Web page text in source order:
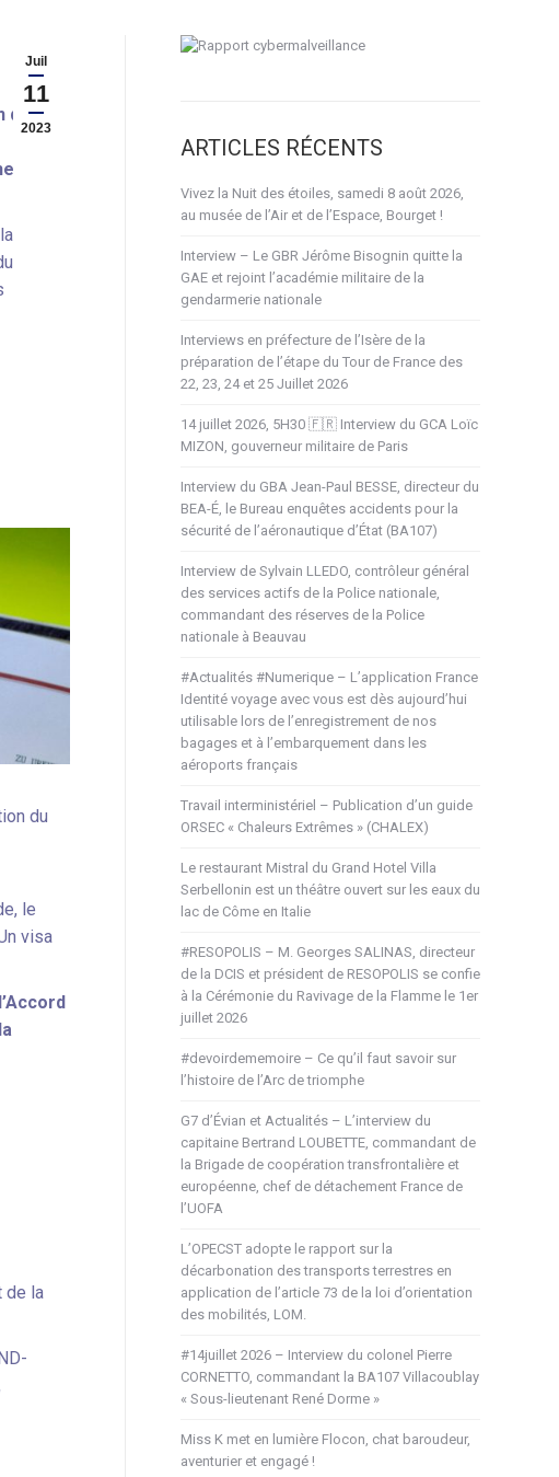
Juil
11
2023
d’un
du
le
visa
de la
ARTICLES RÉCENTS
Vivez la Nuit des étoiles, samedi 8 août 2026,
au musée de l’Air et de l’Espace, Bourget !
Interview – Le GBR Jérôme Bisognin quitte la
GAE et rejoint l’académie militaire de la
gendarmerie nationale
Interviews en préfecture de l’Isère de la
préparation de l’étape du Tour de France des
22, 23, 24 et 25 Juillet 2026
14 juillet 2026, 5H30 🇫🇷 Interview du GCA Loïc
MIZON, gouverneur militaire de Paris
Interview du GBA Jean-Paul BESSE, directeur du
BEA-É, le Bureau enquêtes accidents pour la
sécurité de l’aéronautique d’État (BA107)
Interview de Sylvain LLEDO, contrôleur général
des services actifs de la Police nationale,
commandant des réserves de la Police
nationale à Beauvau
#Actualités #Numerique – L’application France
Identité voyage avec vous est dès aujourd’hui
utilisable lors de l’enregistrement de nos
bagages et à l’embarquement dans les
aéroports français
Travail interministériel – Publication d’un guide
ORSEC « Chaleurs Extrêmes » (CHALEX)
Le restaurant Mistral du Grand Hotel Villa
Serbellonin est un théâtre ouvert sur les eaux du
lac de Côme en Italie
#RESOPOLIS – M. Georges SALINAS, directeur
de la DCIS et président de RESOPOLIS se confie
à la Cérémonie du Ravivage de la Flamme le 1er
juillet 2026
#devoirdememoire – Ce qu’il faut savoir sur
l’histoire de l’Arc de triomphe
G7 d’Évian et Actualités – L’interview du
capitaine Bertrand LOUBETTE, commandant de
la Brigade de coopération transfrontalière et
européenne, chef de détachement France de
l’UOFA
L’OPECST adopte le rapport sur la
décarbonation des transports terrestres en
application de l’article 73 de la loi d’orientation
des mobilités, LOM.
#14juillet 2026 – Interview du colonel Pierre
CORNETTO, commandant la BA107 Villacoublay
« Sous-lieutenant René Dorme »
Miss K met en lumière Flocon, chat baroudeur,
aventurier et engagé !